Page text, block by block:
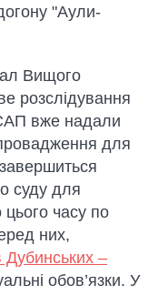
"Аули-
Вищого
розслідування
вже надали
для
суду для
часу по
них,
Дубинських –
обов’язки. У